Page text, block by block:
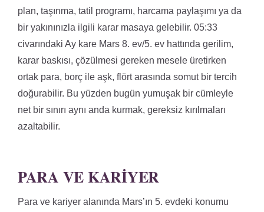
plan, taşınma, tatil programı, harcama paylaşımı ya da
bir yakınınızla ilgili karar masaya gelebilir. 05:33
civarındaki Ay kare Mars 8. ev/5. ev hattında gerilim,
karar baskısı, çözülmesi gereken mesele üretirken
ortak para, borç ile aşk, flört arasında somut bir tercih
doğurabilir. Bu yüzden bugün yumuşak bir cümleyle
net bir sınırı aynı anda kurmak, gereksiz kırılmaları
azaltabilir.
PARA VE KARIYER
Para ve kariyer alanında Mars’ın 5. evdeki konumu